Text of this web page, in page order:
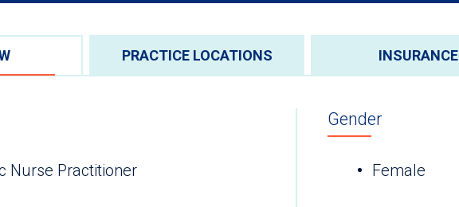
PRACTICE LOCATIONS INSURANCE
Nurse Practitioner
Gender
Female